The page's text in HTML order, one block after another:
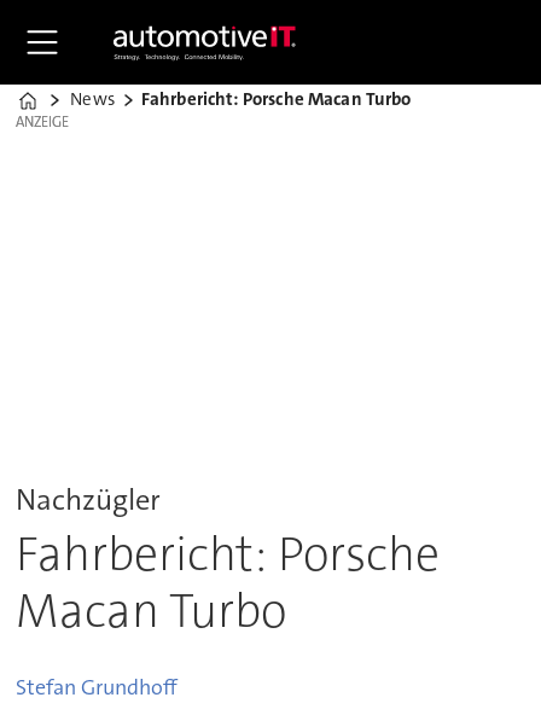
Home
News Fahrbericht: Porsche Macan Turbo
ANZEIGE
ANZEIGE
Nachzügler
Fahrbericht: Porsche
Macan Turbo
Stefan Grundhoff